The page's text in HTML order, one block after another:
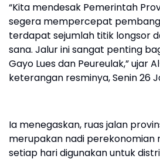
“Kita mendesak Pemerintah
segera mempercepat
terdapat sejumlah titik longsor
sana. Jalur ini sangat penting
Gayo Lues dan Peureulak,” ujar
keterangan resminya, Senin 26
Ia menegaskan, ruas jalan
merupakan nadi perekonomian
setiap hari digunakan untuk